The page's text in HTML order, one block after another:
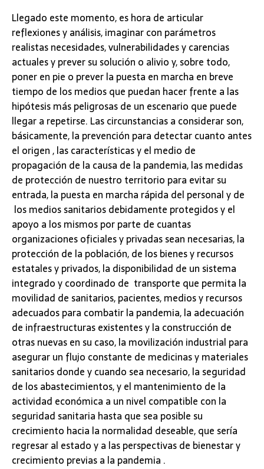
Llegado este momento, es hora de articular
reflexiones y análisis, imaginar con parámetros
realistas necesidades, vulnerabilidades y carencias
actuales y prever su solución o alivio y, sobre todo,
poner en pie o prever la puesta en marcha en breve
tiempo de los medios que puedan hacer frente a las
hipótesis más peligrosas de un escenario que puede
llegar a repetirse. Las circunstancias a considerar son,
básicamente, la prevención para detectar cuanto antes
el origen , las características y el medio de
propagación de la causa de la pandemia, las medidas
de protección de nuestro territorio para evitar su
entrada, la puesta en marcha rápida del personal y de
los medios sanitarios debidamente protegidos y el
apoyo a los mismos por parte de cuantas
organizaciones oficiales y privadas sean necesarias, la
protección de la población, de los bienes y recursos
estatales y privados, la disponibilidad de un sistema
integrado y coordinado de transporte que permita la
movilidad de sanitarios, pacientes, medios y recursos
adecuados para combatir la pandemia, la adecuación
de infraestructuras existentes y la construcción de
otras nuevas en su caso, la movilización industrial para
asegurar un flujo constante de medicinas y materiales
sanitarios donde y cuando sea necesario, la seguridad
de los abastecimientos, y el mantenimiento de la
actividad económica a un nivel compatible con la
seguridad sanitaria hasta que sea posible su
crecimiento hacia la normalidad deseable, que sería
regresar al estado y a las perspectivas de bienestar y
crecimiento previas a la pandemia .